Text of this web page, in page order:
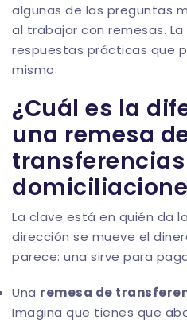
algunas de las preguntas
al trabajar con remesas.
respuestas prácticas que
mismo.
¿Cuál es la
una remesa
La clave está en quién da
dirección se mueve el
parece: una sirve para
Una remesa de
Imagina que tienes que